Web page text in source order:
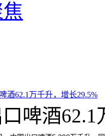
酒62.1万千升，增长29.5%
啤酒